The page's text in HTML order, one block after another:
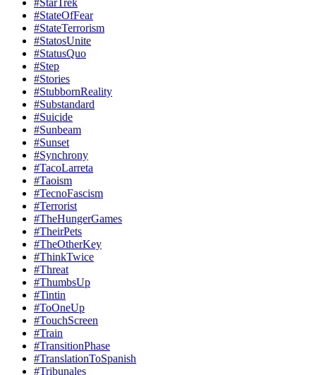
#StarTrek
#StateOfFear
#StateTerrorism
#StatosUnite
#StatusQuo
#Step
#Stories
#StubbornReality
#Substandard
#Suicide
#Sunbeam
#Sunset
#Synchrony
#TacoLarreta
#Taoism
#TecnoFascism
#Terrorist
#TheHungerGames
#TheirPets
#TheOtherKey
#ThinkTwice
#Threat
#ThumbsUp
#Tintin
#ToOneUp
#TouchScreen
#Train
#TransitionPhase
#TranslationToSpanish
#Tribunales